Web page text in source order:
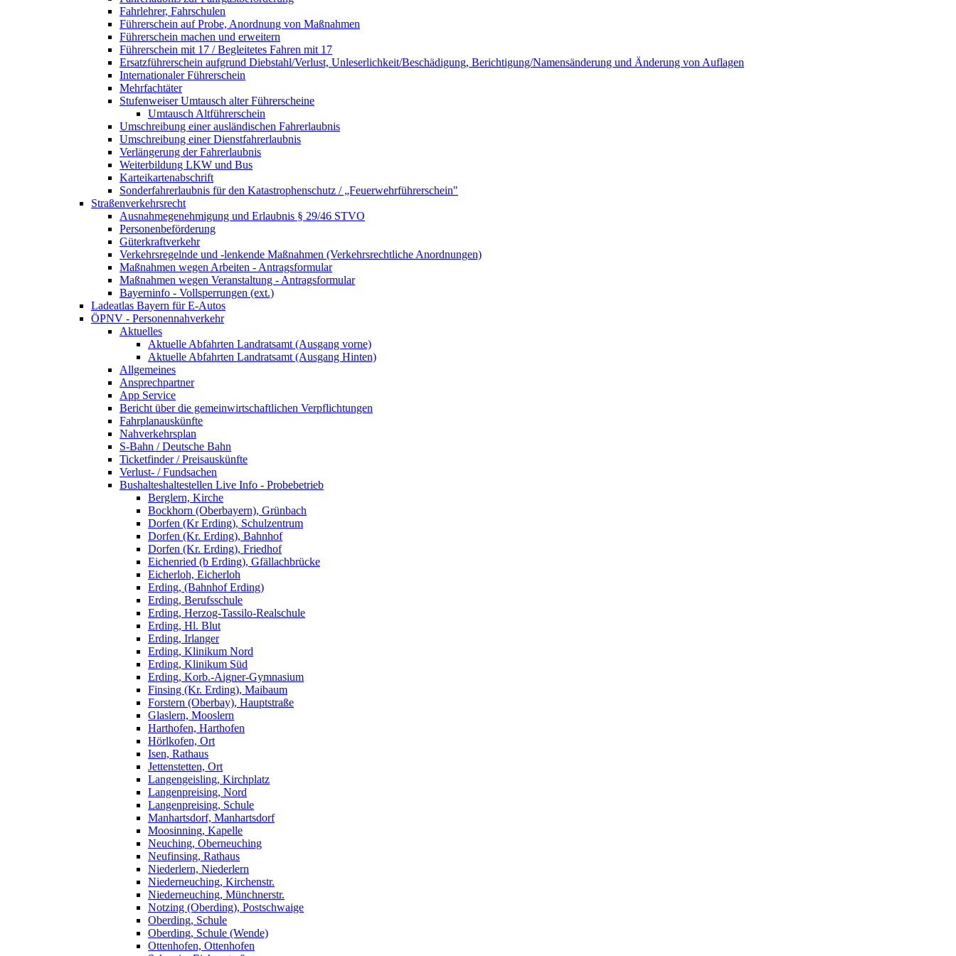
Fahrlehrer, Fahrschulen
Führerschein auf Probe, Anordnung von Maßnahmen
Führerschein machen und erweitern
Führerschein mit 17 / Begleitetes Fahren mit 17
Ersatzführerschein aufgrund Diebstahl/Verlust, Unleserlichkeit/Beschädigung, Berichtigung/Namensänderung und Änderung von Auflagen
Internationaler Führerschein
Mehrfachtäter
Stufenweiser Umtausch alter Führerscheine
Umtausch Altführerschein
Umschreibung einer ausländischen Fahrerlaubnis
Umschreibung einer Dienstfahrerlaubnis
Verlängerung der Fahrerlaubnis
Weiterbildung LKW und Bus
Karteikartenabschrift
Sonderfahrerlaubnis für den Katastrophenschutz / „Feuerwehrführerschein"
Straßenverkehrsrecht
Ausnahmegenehmigung und Erlaubnis § 29/46 STVO
Personenbeförderung
Güterkraftverkehr
Verkehrsregelnde und -lenkende Maßnahmen (Verkehrsrechtliche Anordnungen)
Maßnahmen wegen Arbeiten - Antragsformular
Maßnahmen wegen Veranstaltung - Antragsformular
Bayerninfo - Vollsperrungen (ext.)
Ladeatlas Bayern für E-Autos
ÖPNV - Personennahverkehr
Aktuelles
Aktuelle Abfahrten Landratsamt (Ausgang vorne)
Aktuelle Abfahrten Landratsamt (Ausgang Hinten)
Allgemeines
Ansprechpartner
App Service
Bericht über die gemeinwirtschaftlichen Verpflichtungen
Fahrplanauskünfte
Nahverkehrsplan
S-Bahn / Deutsche Bahn
Ticketfinder / Preisauskünfte
Verlust- / Fundsachen
Bushalteshaltestellen Live Info - Probebetrieb
Berglern, Kirche
Bockhorn (Oberbayern), Grünbach
Dorfen (Kr Erding), Schulzentrum
Dorfen (Kr. Erding), Bahnhof
Dorfen (Kr. Erding), Friedhof
Eichenried (b Erding), Gfällachbrücke
Eicherloh, Eicherloh
Erding, (Bahnhof Erding)
Erding, Berufsschule
Erding, Herzog-Tassilo-Realschule
Erding, Hl. Blut
Erding, Irlanger
Erding, Klinikum Nord
Erding, Klinikum Süd
Erding, Korb.-Aigner-Gymnasium
Finsing (Kr. Erding), Maibaum
Forstern (Oberbay), Hauptstraße
Glaslern, Mooslern
Harthofen, Harthofen
Hörlkofen, Ort
Isen, Rathaus
Jettenstetten, Ort
Langengeisling, Kirchplatz
Langenpreising, Nord
Langenpreising, Schule
Manhartsdorf, Manhartsdorf
Moosinning, Kapelle
Neuching, Oberneuching
Neufinsing, Rathaus
Niederlern, Niederlern
Niederneuching, Kirchenstr.
Niederneuching, Münchnerstr.
Notzing (Oberding), Postschwaige
Oberding, Schule
Oberding, Schule (Wende)
Ottenhofen, Ottenhofen